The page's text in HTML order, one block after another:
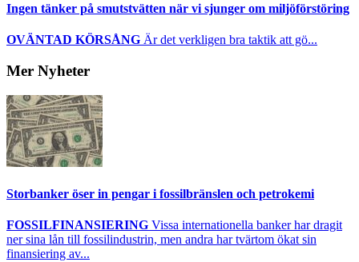
Ingen tänker på smutstvätten när vi sjunger om miljöförstöring
OVÄNTAD KÖRSÅNG Är det verkligen bra taktik att gö...
Mer Nyheter
Storbanker öser in pengar i fossilbränslen och petrokemi
FOSSILFINANSIERING Vissa internationella banker har dragit
ner sina lån till fossilindustrin, men andra har tvärtom ökat sin
finansiering av...